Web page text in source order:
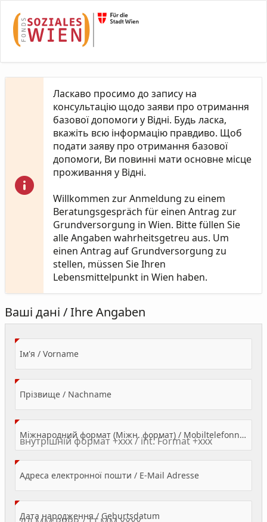
Ласкаво просимо до запису на
консультацію щодо заяви про отримання
базової допомоги у Відні. Будь ласка,
вкажіть всю інформацію правдиво. Щоб
подати заяву про отримання базової
допомоги, Ви повинні мати основне місце
проживання у Відні.
Willkommen zur Anmeldung zu einem
Beratungsgespräch für einen Antrag zur
Grundversorgung in Wien. Bitte füllen Sie
alle Angaben wahrheitsgetreu aus. Um
einen Antrag auf Grundversorgung zu
stellen, müssen Sie Ihren
Lebensmittelpunkt in Wien haben.
Ваші дані / Ihre Angaben
Ім'я / Vorname(Value Required)
Прізвище / Nachname(Value Required)
Міжнародний формат (Міжн. формат) / Mobiltelefonnummer
Адреса електронної пошти / E-Mail Adresse(Value Required)
Дата народження / Geburtsdatum